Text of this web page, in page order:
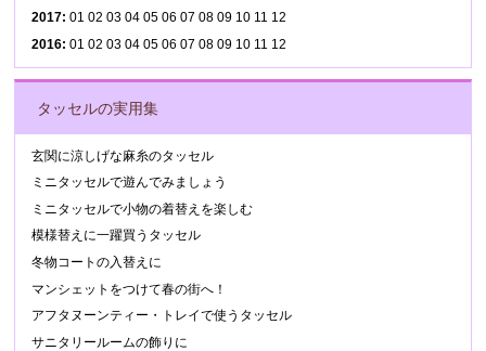
2017:01 02 03 04 05 06 07 08 09 10 11 12
2016:01 02 03 04 05 06 07 08 09 10 11 12
タッセルの実用集
玄関に涼しげな麻糸のタッセル
ミニタッセルで遊んでみましょう
ミニタッセルで小物の着替えを楽しむ
模様替えに一躍買うタッセル
冬物コートの入替えに
マンシェットをつけて春の街へ！
アフタヌーンティー・トレイで使うタッセル
サニタリールームの飾りに